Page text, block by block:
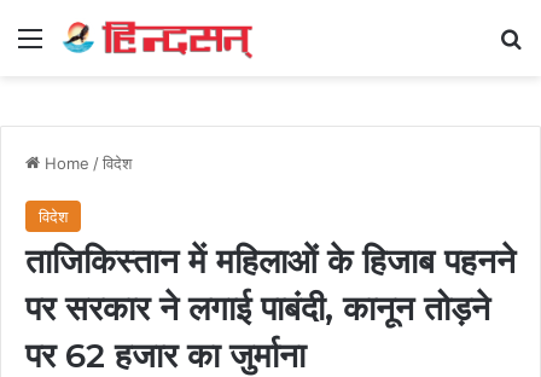
Menu
Home /विदेश
विदेश
ताजिकिस्तान में महिलाओं के हिजाब पहनने
पर सरकार ने लगाई पाबंदी, कानून तोड़ने
पर 62 हजार का जुर्माना